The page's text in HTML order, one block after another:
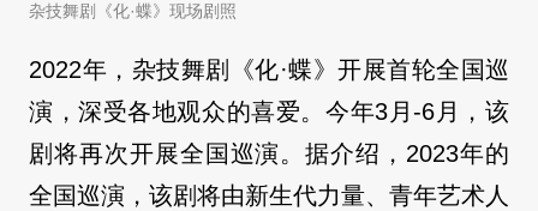
杂技舞剧《化·蝶》现场剧照
2022年，杂技舞剧《化·蝶》开展首轮全国巡
演，深受各地观众的喜爱。今年3月-6月，该
剧将再次开展全国巡演。据介绍，2023年的
全国巡演，该剧将由新生代力量、青年艺术人